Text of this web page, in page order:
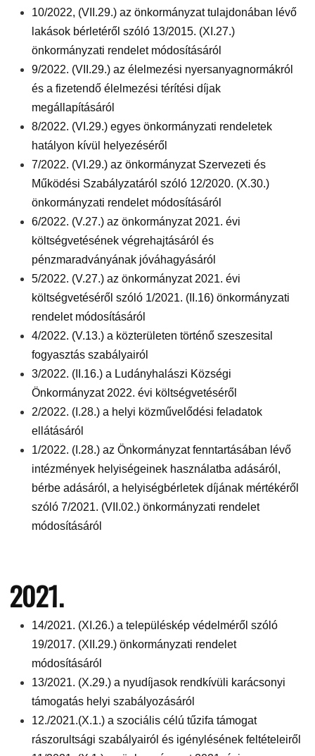
10/2022, (VII.29.) az önkormányzat tulajdonában lévő
lakások bérletéről szóló 13/2015. (XI.27.)
önkormányzati rendelet módosításáról
9/2022. (VII.29.) az élelmezési nyersanyagnormákról
és a fizetendő élelmezési térítési díjak
megállapításáról
8/2022. (VI.29.) egyes önkormányzati rendeletek
hatályon kívül helyezéséről
7/2022. (VI.29.) az önkormányzat Szervezeti és
Működési Szabályzatáról szóló 12/2020. (X.30.)
önkormányzati rendelet módosításáról
6/2022. (V.27.) az önkormányzat 2021. évi
költségvetésének végrehajtásáról és
pénzmaradványának jóváhagyásáról
5/2022. (V.27.) az önkormányzat 2021. évi
költségvetéséről szóló 1/2021. (II.16) önkormányzati
rendelet módosításáról
4/2022. (V.13.) a közterületen történő szeszesital
fogyasztás szabályairól
3/2022. (II.16.) a Ludányhalászi Községi
Önkormányzat 2022. évi költségvetéséről
2/2022. (I.28.) a helyi közművelődési feladatok
ellátásáról
1/2022. (I.28.) az Önkormányzat fenntartásában lévő
intézmények helyiségeinek használatba adásáról,
bérbe adásáról, a helyiségbérletek díjának mértékéről
szóló 7/2021. (VII.02.) önkormányzati rendelet
módosításáról
2021.
14/2021. (XI.26.) a településkép védelméről szóló
19/2017. (XII.29.) önkormányzati rendelet
módosításáról
13/2021. (X.29.) a nyudíjasok rendkívüli karácsonyi
támogatás helyi szabályozásáról
12./2021.(X.1.) a szociális célú tűzifa támogat
rászorultsági szabályairól és igénylésének feltételeiről